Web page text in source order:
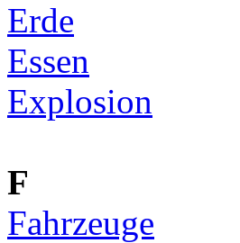
Erde
Essen
Explosion
F
Fahrzeuge